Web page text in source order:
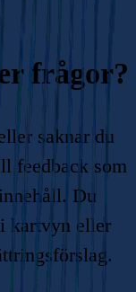
frågor?
saknar du
feedback som
Du
kartvyn eller